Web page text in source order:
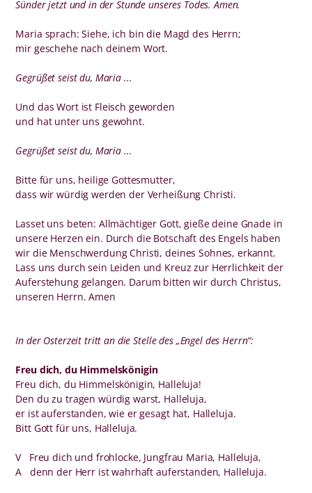
Sünder jetzt und in der Stunde unseres Todes. Amen.
Maria sprach: Siehe, ich bin die Magd des Herrn;
mir geschehe nach deinem Wort.
Gegrüßet seist du, Maria ...
Und das Wort ist Fleisch geworden
und hat unter uns gewohnt.
Gegrüßet seist du, Maria ...
Bitte für uns, heilige Gottesmutter,
dass wir würdig werden der Verheißung Christi.
Lasset uns beten: Allmächtiger Gott, gieße deine Gnade in
unsere Herzen ein. Durch die Botschaft des Engels haben
wir die Menschwerdung Christi, deines Sohnes, erkannt.
Lass uns durch sein Leiden und Kreuz zur Herrlichkeit der
Auferstehung gelangen. Darum bitten wir durch Christus,
unseren Herrn. Amen
In der Osterzeit tritt an die Stelle des „Engel des Herrn“:
Freu dich, du Himmelskönigin
Freu dich, du Himmelskönigin, Halleluja!
Den du zu tragen würdig warst, Halleluja,
er ist auferstanden, wie er gesagt hat, Halleluja.
Bitt Gott für uns, Halleluja.
V Freu dich und frohlocke, Jungfrau Maria, Halleluja,
A denn der Herr ist wahrhaft auferstanden, Halleluja.